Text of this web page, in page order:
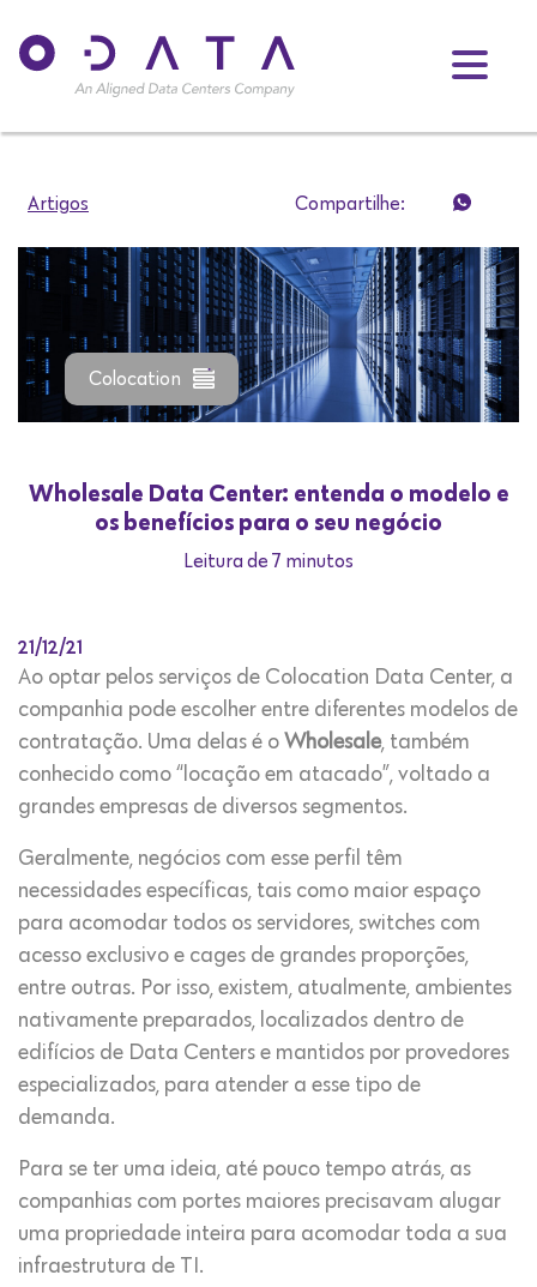
Artigos Compartilhe:
Colocation
Wholesale Data Center: entenda o modelo e
os benefícios para o seu negócio
Leitura de 7 minutos
21/12/21
Ao optar pelos serviços de Colocation Data Center, a
companhia pode escolher entre diferentes modelos de
contratação. Uma delas é o Wholesale, também
conhecido como “locação em atacado”, voltado a
grandes empresas de diversos segmentos.
Geralmente, negócios com esse perfil têm
necessidades específicas, tais como maior espaço
para acomodar todos os servidores, switches com
acesso exclusivo e cages de grandes proporções,
entre outras. Por isso, existem, atualmente, ambientes
nativamente preparados, localizados dentro de
edifícios de Data Centers e mantidos por provedores
especializados, para atender a esse tipo de
demanda.
Para se ter uma ideia, até pouco tempo atrás, as
companhias com portes maiores precisavam alugar
uma propriedade inteira para acomodar toda a sua
infraestrutura de TI.